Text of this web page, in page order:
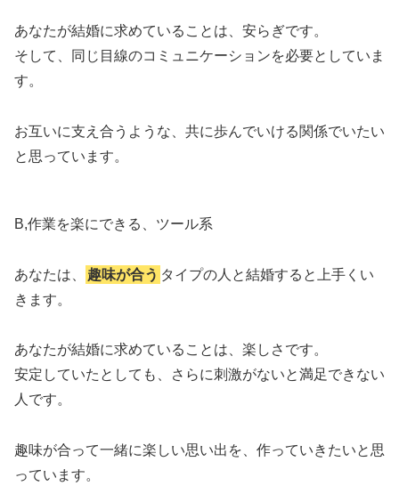
あなたが結婚に求めていることは、安らぎです。
そして、同じ目線のコミュニケーションを必要としていま
す。
お互いに支え合うような、共に歩んでいける関係でいたい
と思っています。
B,作業を楽にできる、ツール系
あなたは、 趣味が合う タイプの人と結婚すると上手くい
きます。
あなたが結婚に求めていることは、楽しさです。
安定していたとしても、さらに刺激がないと満足できない
人です。
趣味が合って一緒に楽しい思い出を、作っていきたいと思
っています。